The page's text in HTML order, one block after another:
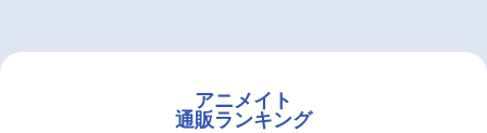
アニメイト
通販ランキング